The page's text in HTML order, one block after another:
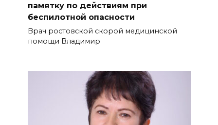
памятку по действиям при
беспилотной опасности
Врач ростовской скорой медицинской
помощи Владимир